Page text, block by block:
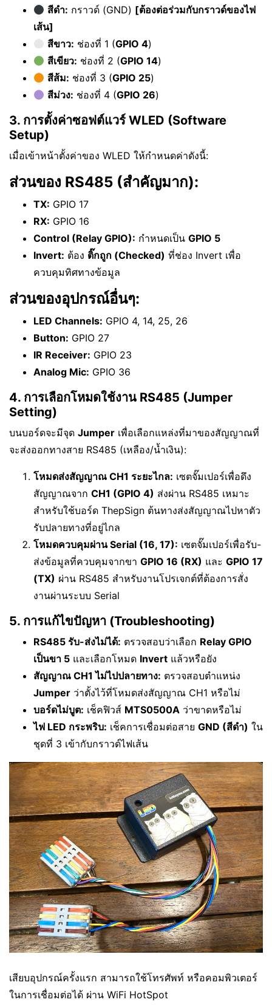
สีดำ: กราวด์ (GND) [ต้องต่อร่วมกับกราวด์ของไฟ
เส้น]
สีขาว: ช่องที่ 1 (GPIO 4)
สีเขียว: ช่องที่ 2 (GPIO 14)
สีส้ม: ช่องที่ 3 (GPIO 25)
สีม่วง: ช่องที่ 4 (GPIO 26)
3. การตั้งค่าซอฟต์แวร์ WLED (Software
Setup)
เมื่อเข้าหน้าตั้งค่าของ WLED ให้กำหนดค่าดังนี้:
ส่วนของ RS485 (สำคัญมาก):
TX: GPIO 17
RX: GPIO 16
Control (Relay GPIO): กำหนดเป็น GPIO 5
Invert: ต้อง ติ๊กถูก (Checked) ที่ช่อง Invert เพื่อ
ควบคุมทิศทางข้อมูล
ส่วนของอุปกรณ์อื่นๆ:
LED Channels: GPIO 4, 14, 25, 26
Button: GPIO 27
IR Receiver: GPIO 23
Analog Mic: GPIO 36
4. การเลือกโหมดใช้งาน RS485 (Jumper
Setting)
บนบอร์ดจะมีจุด Jumper เพื่อเลือกแหล่งที่มาของสัญญาณที่
จะส่งออกทางสาย RS485 (เหลือง/น้ำเงิน):
โหมดส่งสัญญาณ CH1 ระยะไกล: เซตจั๊มเปอร์เพื่อดึง
สัญญาณจาก CH1 (GPIO 4) ส่งผ่าน RS485 เหมาะ
สำหรับใช้บอร์ด ThepSign ต้นทางส่งสัญญาณไปหาตัว
รับปลายทางที่อยู่ไกล
โหมดควบคุมผ่าน Serial (16, 17): เซตจั๊มเปอร์เพื่อรับ-
ส่งข้อมูลที่ควบคุมจากขา GPIO 16 (RX) และ GPIO 17
(TX) ผ่าน RS485 สำหรับงานโปรเจกต์ที่ต้องการสั่ง
งานผ่านระบบ Serial
5. การแก้ไขปัญหา (Troubleshooting)
RS485 รับ-ส่งไม่ได้: ตรวจสอบว่าเลือก Relay GPIO
เป็นขา 5 และเลือกโหมด Invert แล้วหรือยัง
สัญญาณ CH1 ไม่ไปปลายทาง: ตรวจสอบตำแหน่ง
Jumper ว่าตั้งไว้ที่โหมดส่งสัญญาณ CH1 หรือไม่
บอร์ดไม่บูต: เช็คฟิวส์ MTS0500A ว่าขาดหรือไม่
ไฟ LED กระพริบ: เช็คการเชื่อมต่อสาย GND (สีดำ) ใน
ชุดที่ 3 เข้ากับกราวด์ไฟเส้น
เสียบอุปกรณ์ครั้งแรก สามารถใช้โทรศัพท์ หรือคอมพิวเตอร์
ในการเชื่อมต่อได้ ผ่าน WiFi HotSpot